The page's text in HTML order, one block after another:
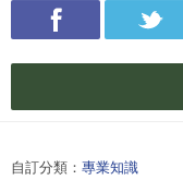
自訂分類： 專業知識